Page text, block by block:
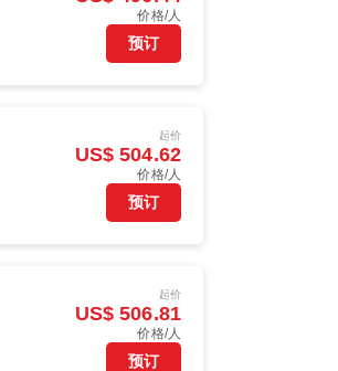
价格/人
预订
起价
US$ 504.62
价格/人
预订
起价
US$ 506.81
价格/人
预订